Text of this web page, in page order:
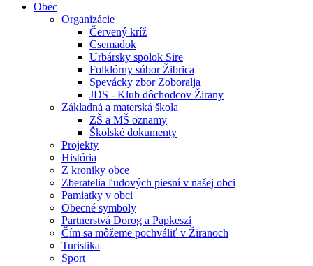
Obec
Organizácie
Červený kríž
Csemadok
Urbársky spolok Sire
Folklórny súbor Žibrica
Spevácky zbor Zoboralja
JDS - Klub dôchodcov Žirany
Základná a materská škola
ZŠ a MŠ oznamy
Školské dokumenty
Projekty
História
Z kroniky obce
Zberatelia ľudových piesní v našej obci
Pamiatky v obci
Obecné symboly
Partnerstvá Dorog a Papkeszi
Čím sa môžeme pochváliť v Žiranoch
Turistika
Sport